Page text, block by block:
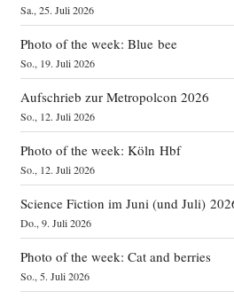
Sa., 25. Juli 2026
Photo of the week: Blue bee
So., 19. Juli 2026
Aufschrieb zur Metropolcon 2026
So., 12. Juli 2026
Photo of the week: Köln Hbf
So., 12. Juli 2026
Science Fiction im Juni (und Juli)
Do., 9. Juli 2026
Photo of the week: Cat and berries
So., 5. Juli 2026